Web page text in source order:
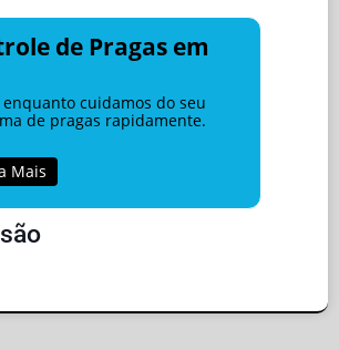
de Pragas em
enquanto cuidamos do seu
de pragas rapidamente.
Mais